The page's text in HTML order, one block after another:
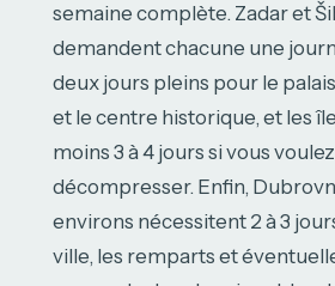
semaine complète. Zadar et
demandent chacune une
deux jours pleins pour le
et le centre historique, et les
moins 3 à 4 jours si vous
décompresser. Enfin,
environs nécessitent 2 à 3
ville, les remparts et